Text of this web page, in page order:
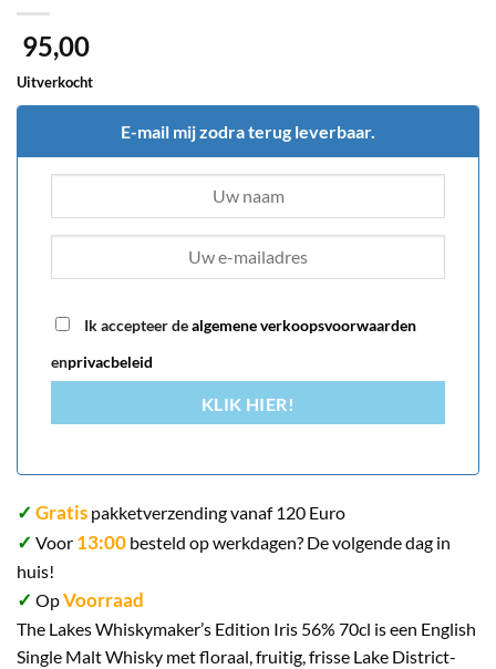
95,00
Uitverkocht
E-mail mij zodra terug leverbaar.
Ik accepteer dealgemene verkoopsvoorwaarden
enprivacbeleid
KLIK HIER!
✓ Gratis pakketverzending vanaf 120 Euro
✓ Voor 13:00 besteld op werkdagen? De volgende dag in
huis!
✓ OpVoorraad
The Lakes Whiskymaker’s Edition Iris 56% 70cl is een English
Single Malt Whisky met floraal, fruitig, frisse Lake District-